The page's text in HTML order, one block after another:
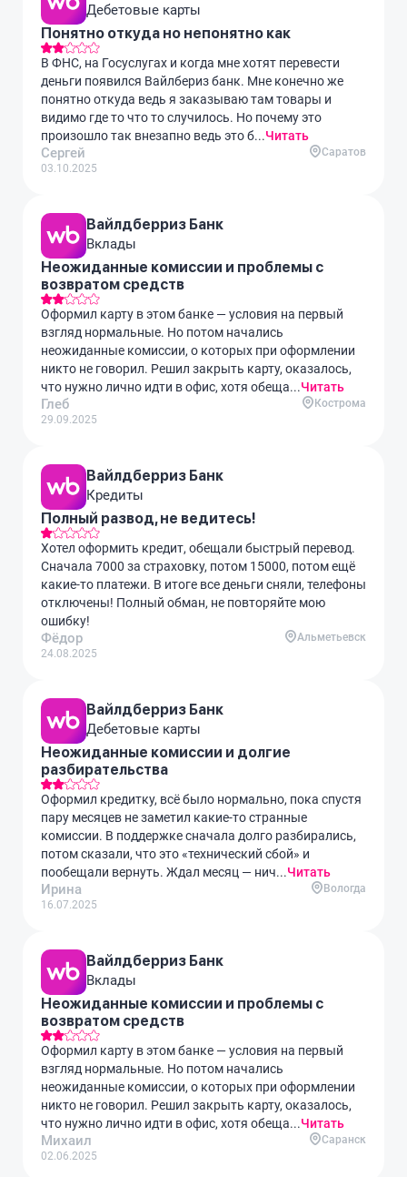
Дебетовые карты
Понятно откуда но непонятно как
В ФНС, на Госуслугах и когда мне хотят перевести
деньги появился Вайлбериз банк. Мне конечно же
понятно откуда ведь я заказываю там товары и
видимо где то что то случилось. Но почему это
произошло так внезапно ведь это б...Читать
Сергей
03.10.2025
Саратов
Вайлдберриз Банк
Вклады
Неожиданные комиссии и проблемы с
возвратом средств
Оформил карту в этом банке — условия на первый
взгляд нормальные. Но потом начались
неожиданные комиссии, о которых при оформлении
никто не говорил. Решил закрыть карту, оказалось,
что нужно лично идти в офис, хотя обеща...Читать
Глеб
29.09.2025
Кострома
Вайлдберриз Банк
Кредиты
Полный развод, не ведитесь!
Хотел оформить кредит, обещали быстрый перевод.
Сначала 7000 за страховку, потом 15000, потом ещё
какие-то платежи. В итоге все деньги сняли, телефоны
отключены! Полный обман, не повторяйте мою
ошибку!
Фёдор
24.08.2025
Альметьевск
Вайлдберриз Банк
Дебетовые карты
Неожиданные комиссии и долгие
разбирательства
Оформил кредитку, всё было нормально, пока спустя
пару месяцев не заметил какие-то странные
комиссии. В поддержке сначала долго разбирались,
потом сказали, что это «технический сбой» и
пообещали вернуть. Ждал месяц — нич...Читать
Ирина
16.07.2025
Вологда
Вайлдберриз Банк
Вклады
Неожиданные комиссии и проблемы с
возвратом средств
Оформил карту в этом банке — условия на первый
взгляд нормальные. Но потом начались
неожиданные комиссии, о которых при оформлении
никто не говорил. Решил закрыть карту, оказалось,
что нужно лично идти в офис, хотя обеща...Читать
Михаил
02.06.2025
Саранск